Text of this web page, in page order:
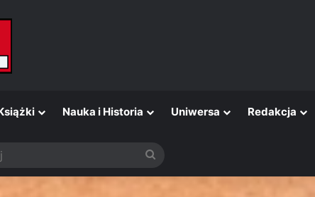
Nauka i Historia Uniwersa Redakcja